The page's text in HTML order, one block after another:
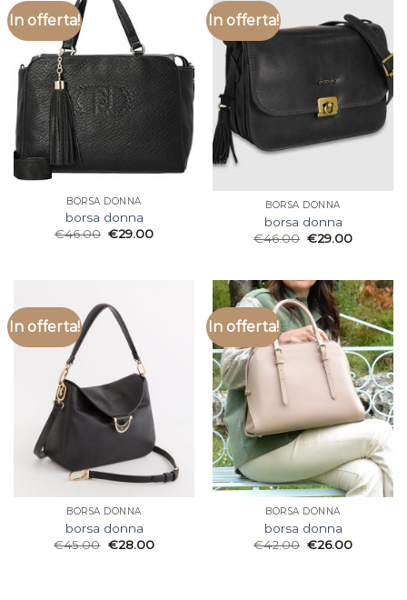
In offerta!
BORSA DONNA
borsa donna
€46.00 €29.00
In offerta!
BORSA DONNA
borsa donna
€46.00 €29.00
In offerta!
BORSA DONNA
borsa donna
€45.00 €28.00
In offerta!
BORSA DONNA
borsa donna
€42.00 €26.00